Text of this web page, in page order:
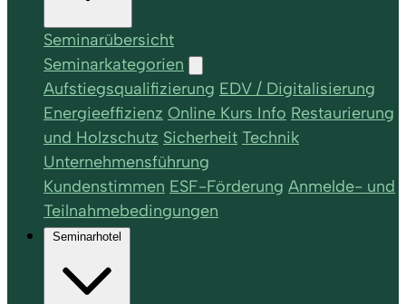
Seminarübersicht
Seminarkategorien
Aufstiegsqualifizierung EDV / Digitalisierung
Energieeffizienz Online Kurs Info Restaurierung
und Holzschutz Sicherheit Technik
Unternehmensführung
Kundenstimmen ESF-Förderung Anmelde- und
Teilnahmebedingungen
Seminarhotel